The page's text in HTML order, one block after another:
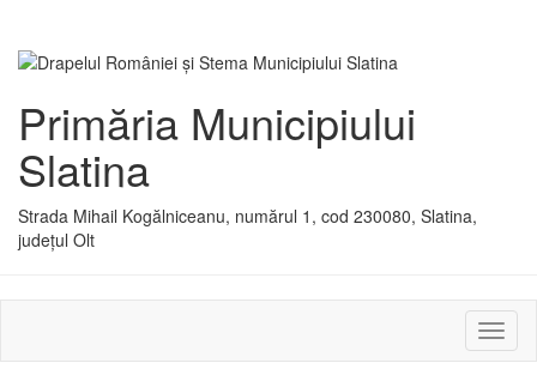
Primăria Municipiului
Slatina
Strada Mihail Kogălniceanu, numărul 1, cod 230080, Slatina,
județul Olt
sau